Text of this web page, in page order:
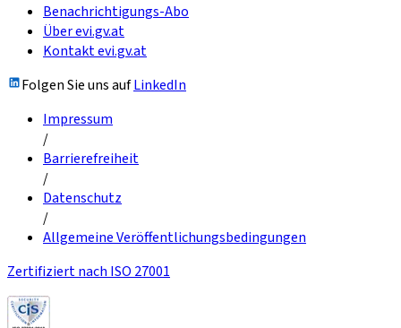
Benachrichtigungs-Abo
Über evi.gv.at
Kontakt evi.gv.at
Folgen Sie uns aufLinkedIn
Impressum
/
Barrierefreiheit
/
Datenschutz
/
Allgemeine Veröffentlichungsbedingungen
Zertifiziert nach ISO 27001